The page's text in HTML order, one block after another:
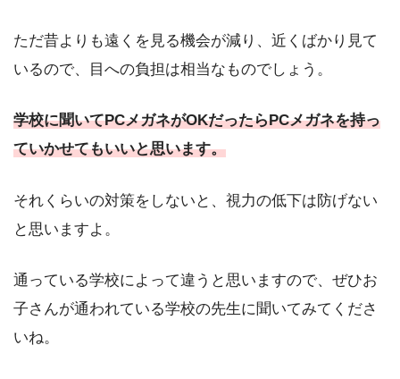
ただ昔よりも遠くを見る機会が減り、近くばかり見て
いるので、目への負担は相当なものでしょう。
学校に聞いてPCメガネがOKだったらPCメガネを持っ
ていかせてもいいと思います。
それくらいの対策をしないと、視力の低下は防げない
と思いますよ。
通っている学校によって違うと思いますので、ぜひお
子さんが通われている学校の先生に聞いてみてくださ
いね。